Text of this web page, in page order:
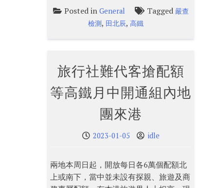
Posted in General Tagged 嚴查
檢測, 田北辰,高鐵
旅行社難代客搶配額
等高鐵月中開通組內地
團來港
2023-01-05 idle
兩地本周日起，開放每日各6萬個配額北
上或南下，當中並未設有探親、旅遊及商